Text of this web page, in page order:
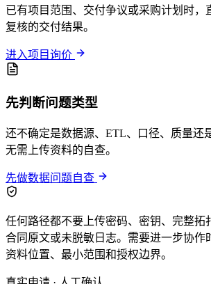
已有项目范围、交付争议或采购计划时，
复核的交付结果。
进入项目询价
先判断问题类型
还不确定是数据源、ETL、口径、质量还
无需上传资料的自查。
先做数据问题自查
任何路径都不要上传密码、密钥、完整拓
合同原文或未脱敏日志。需要进一步协作
资料位置、最小范围和授权边界。